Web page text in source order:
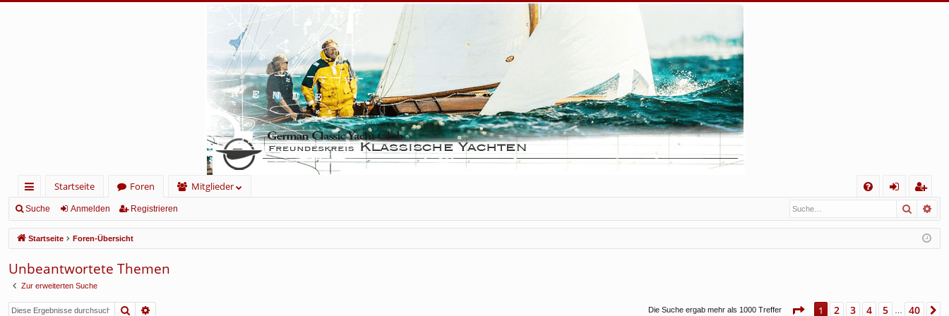
ch
ne
llz
ug
Startseite Foren
Mitglieder
Q
m
el
eg
ist
rie
Suche Anmelden Registrieren Suche
Startseite Foren-Übersicht
Unbeantwortete Themen
Zur erweiterten Suche
Suche Die Suche ergab mehr als 1000 Treffer Seite 1von 40
1 2 3 4 5 … 40